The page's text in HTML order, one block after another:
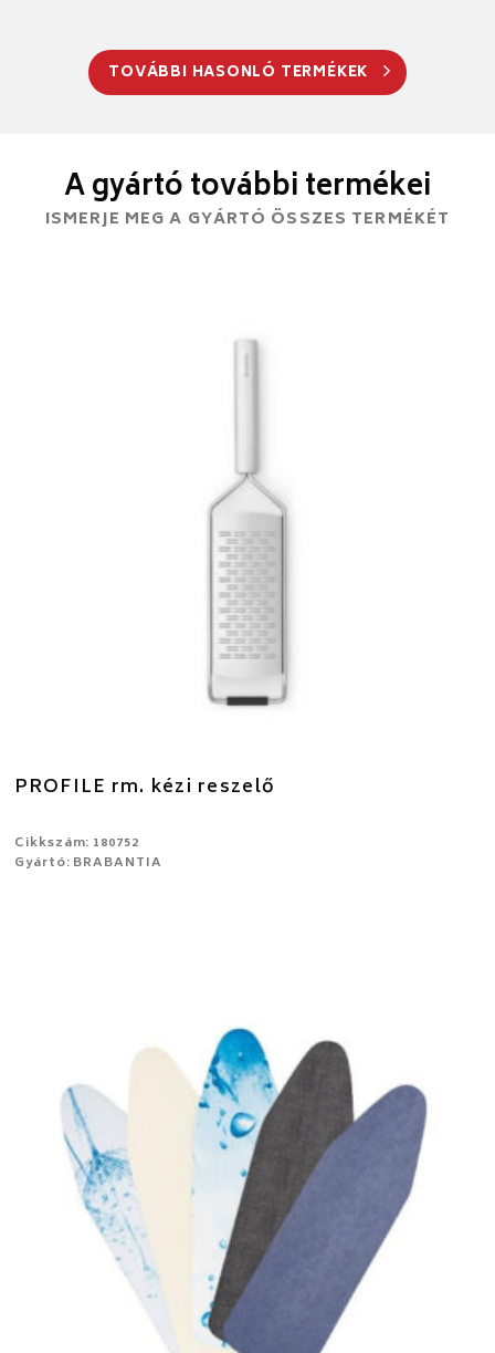
TOVÁBBI HASONLÓ TERMÉKEK
A gyártó további termékei
ISMERJE MEG A GYÁRTÓ ÖSSZES TERMÉKÉT
PROFILE rm. kézi reszelő
Cikkszám: 180752
Gyártó: BRABANTIA